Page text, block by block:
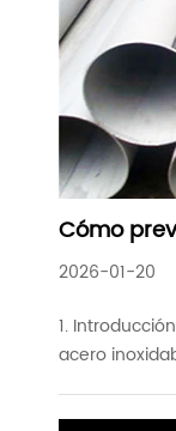
Cómo
durante la
inoxidable
2026-01-20
1.
acero
calor son